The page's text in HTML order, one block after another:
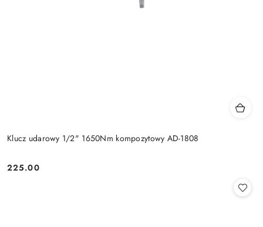
Klucz udarowy 1/2" 1650Nm kompozytowy AD-1808
Cena:
225.00